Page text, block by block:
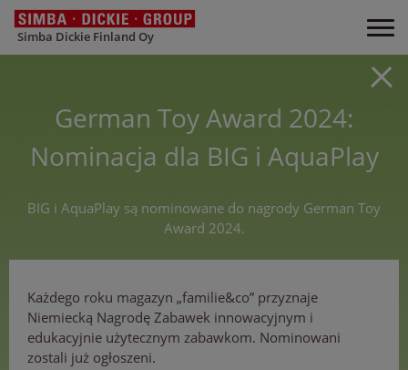
Simba Dickie Finland Oy
German Toy Award 2024:
Nominacja dla BIG i AquaPlay
BIG i AquaPlay są nominowane do nagrody German Toy
Award 2024.
Każdego roku magazyn „familie&co” przyznaje
Niemiecką Nagrodę Zabawek innowacyjnym i
edukacyjnie użytecznym zabawkom. Nominowani
zostali już ogłoszeni.